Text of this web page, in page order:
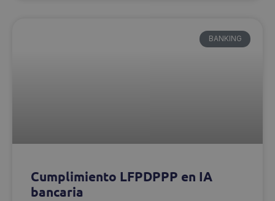
BANKING
Cumplimiento LFPDPPP en IA
bancaria